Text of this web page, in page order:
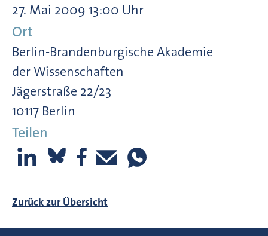
27. Mai 2009 13:00 Uhr
Ort
Berlin-Brandenburgische Akademie
der Wissenschaften
Jägerstraße 22/23
10117 Berlin
Teilen
Zurück zur Übersicht